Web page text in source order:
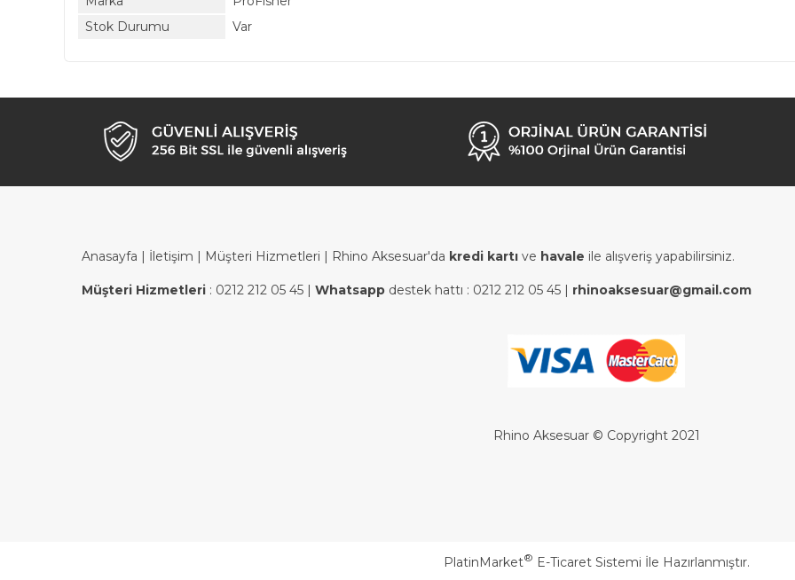
Stok Durumu
Var
Anasayfa | İletişim | Müşteri Hizmetleri | Rhino Aksesuar'da kredi kartı ve havale ile alışveriş yapabilirsiniz.
Müşteri Hizmetleri : 0212 212 05 45 | Whatsapp destek hattı : 0212 212 05 45 | rhinoaksesuar@gmail.com
Rhino Aksesuar © Copyright 2021
PlatinMarket® E-Ticaret Sistemi İle Hazırlanmıştır.